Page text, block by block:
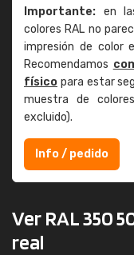
Importante: en
colores RAL no
impresión de color
Recomendamos
físico para estar
muestra de
excluido).
Info / pedido
Ver RAL 350
real